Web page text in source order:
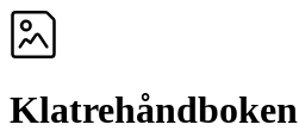
Klatrehåndboken